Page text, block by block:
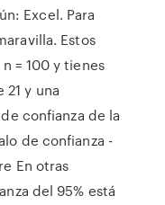
Excel. Para
Estos
= 100 y tienes
y una
confianza de la
de confianza -
En otras
del 95% está